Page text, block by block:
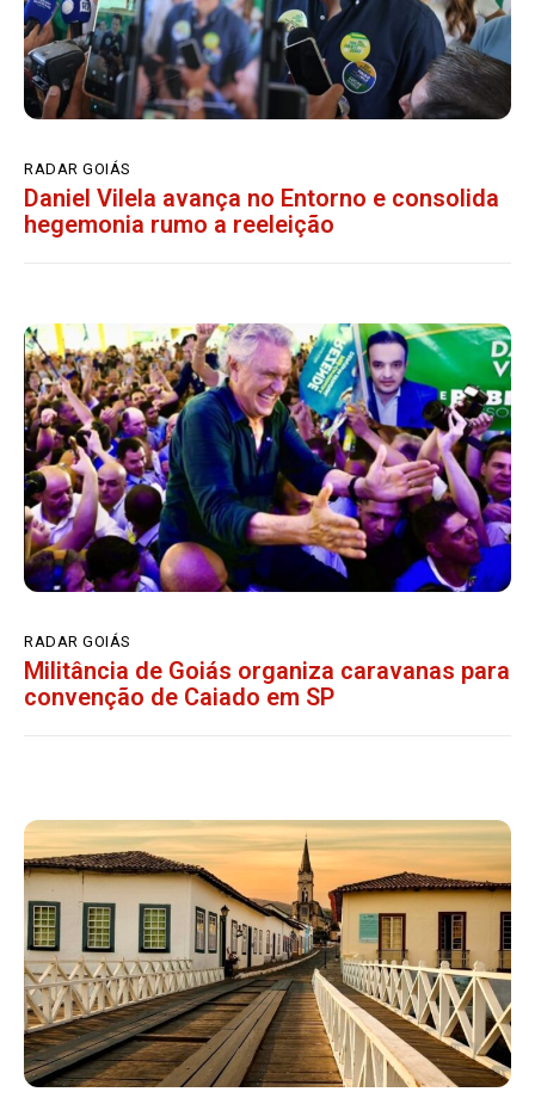
RADAR GOIÁS
Daniel Vilela avança no Entorno e consolida
hegemonia rumo a reeleição
RADAR GOIÁS
Militância de Goiás organiza caravanas para
convenção de Caiado em SP